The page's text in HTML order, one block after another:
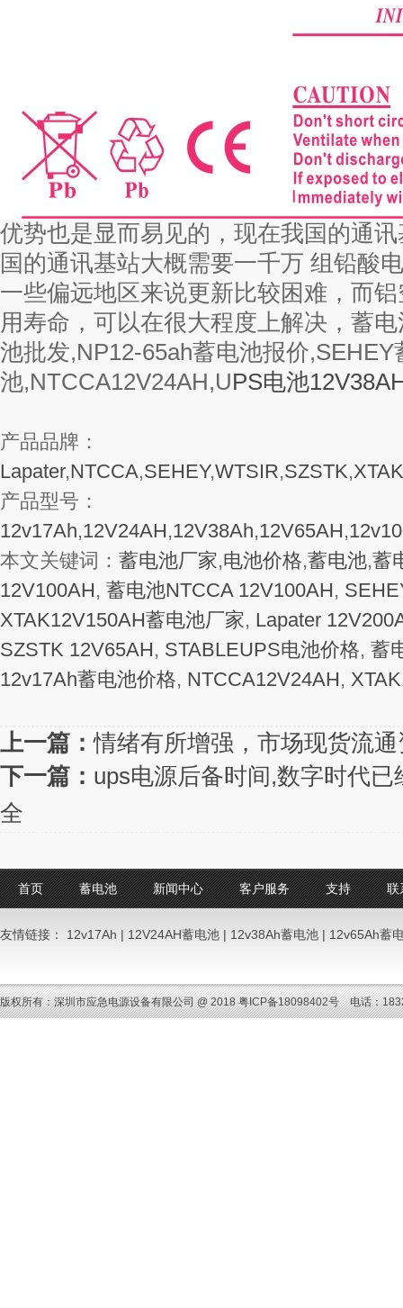
优势也是显而易见的，现在我国的通
国的通讯基站大概需要一千万 组铅酸
一些偏远地区来说更新比较困难，而
用寿命，可以在很大程度上解决，蓄
池批发,NP12-65ah蓄电池报价
池,NTCCA12V24AH,UPS电池
产品品牌：
Lapater,NTCCA,SEHEY,WTSIR,SZSTK,XTAK
产品型号：
12v17Ah,12V24AH,12V38Ah,12V65AH,
本文关键词： 蓄电池厂家,电池价格,蓄电池,蓄
12V100AH, 蓄电池NTCCA 12V100AH,
XTAK12V150AH蓄电池厂家, Lapater
SZSTK 12V65AH, STABLEUPS电池价格, 蓄
12v17Ah蓄电池价格, NTCCA12V24AH,
上一篇：情绪有所增强，市场现货流
下一篇： ups电源后备时间,数字时代
全
首页 蓄电池 新闻中心 客户服务 支持 联
版权所有：深圳市应急电源设备有限公司 @ 2018粤ICP备18098402号电话：
友情链接： 12v17Ah | 12V24AH蓄电池 | 12v38Ah蓄电池 | 12v65Ah蓄